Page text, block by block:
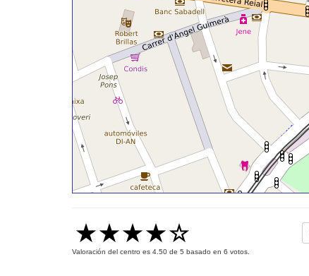
Valoración del centro es 4.50 de 5 basado en 6 votos.